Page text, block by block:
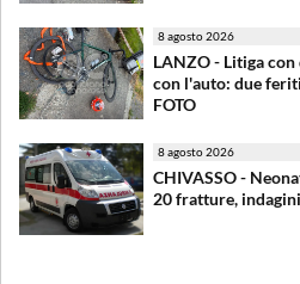
8 agosto 2026
LANZO - Litiga
con l'auto: due
FOTO
8 agosto 2026
CHIVASSO -
20 fratture,